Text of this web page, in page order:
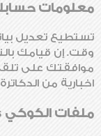
معلومات
تستطيع تعديل
وقت. إن قيامك
موافقتك على
اخبارية من
ملفات الكوكي Cookies والتقنيات ذات الصلة